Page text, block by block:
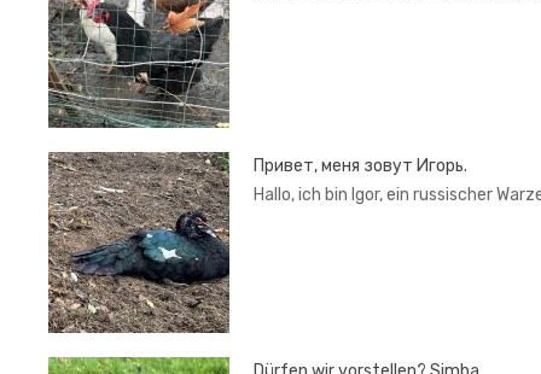
Привет, меня зовут Игорь.
Hallo, ich bin Igor, ein russischer